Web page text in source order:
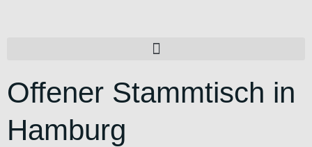
Offener Stammtisch in
Hamburg